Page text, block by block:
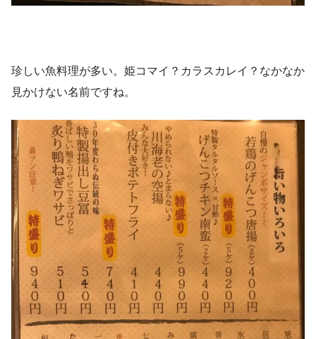
珍しい魚料理が多い。姫コマイ？カラスカレイ？なかなか
見かけない名前ですね。